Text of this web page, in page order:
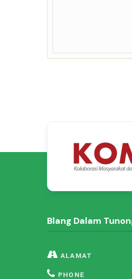
Blang Dalam
ALAMAT
PHONE